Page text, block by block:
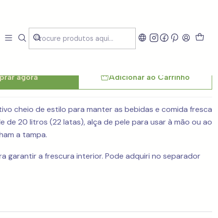
Lima Pop 20 L
Adicionar ao Carrinho
agora
cheio de estilo para manter as bebidas e comida fresca
de 20 litros (22 latas), alça de pele para usar à mão ou ao
a tampa.
garantir a frescura interior. Pode adquiri no separador